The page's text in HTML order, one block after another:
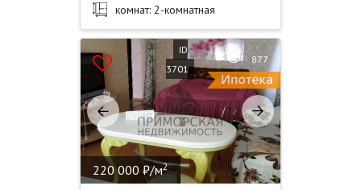
комнат: 2-комнатная
ID
3701
877
220 000 ₽/м2